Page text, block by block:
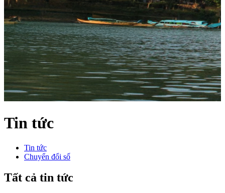
Tin tức
Tin tức
Chuyển đổi số
Tất cả tin tức